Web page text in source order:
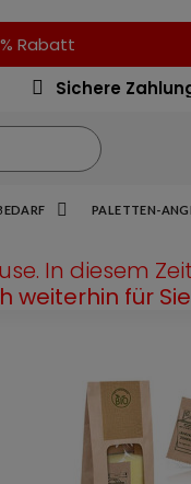
Rabatt
Sichere
PALETTEN-
In diesem
weiterhin für